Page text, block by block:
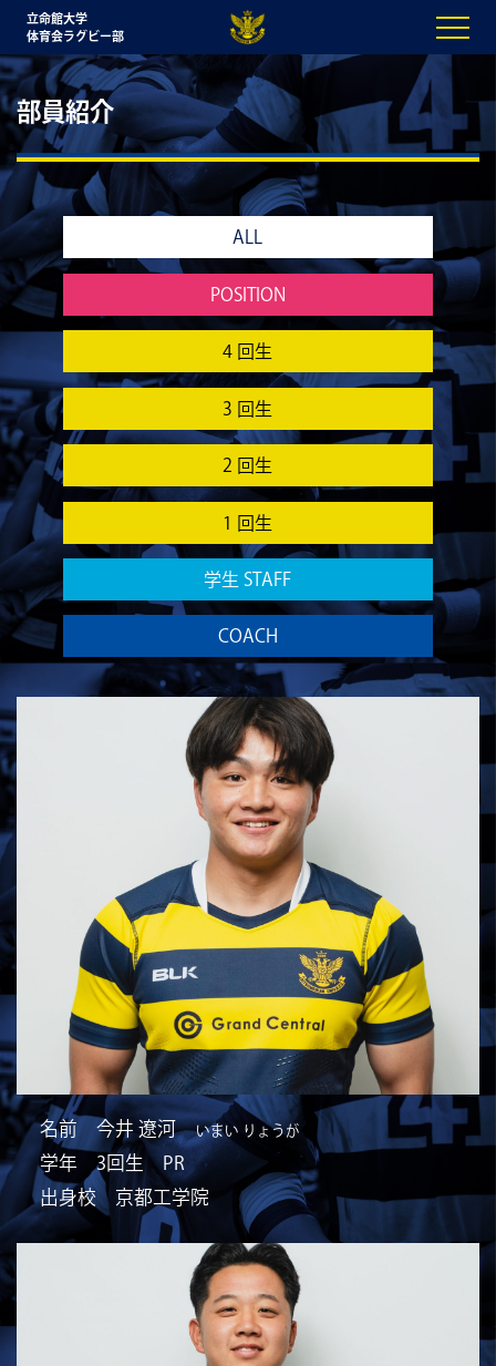
立命館大学
体育会ラグビー部
部員紹介
ALL
POSITION
4 回生
3 回生
2 回生
1 回生
学生 STAFF
COACH
名前 今井 遼河 いまい りょうが
学年 3回生 PR
出身校 京都工学院